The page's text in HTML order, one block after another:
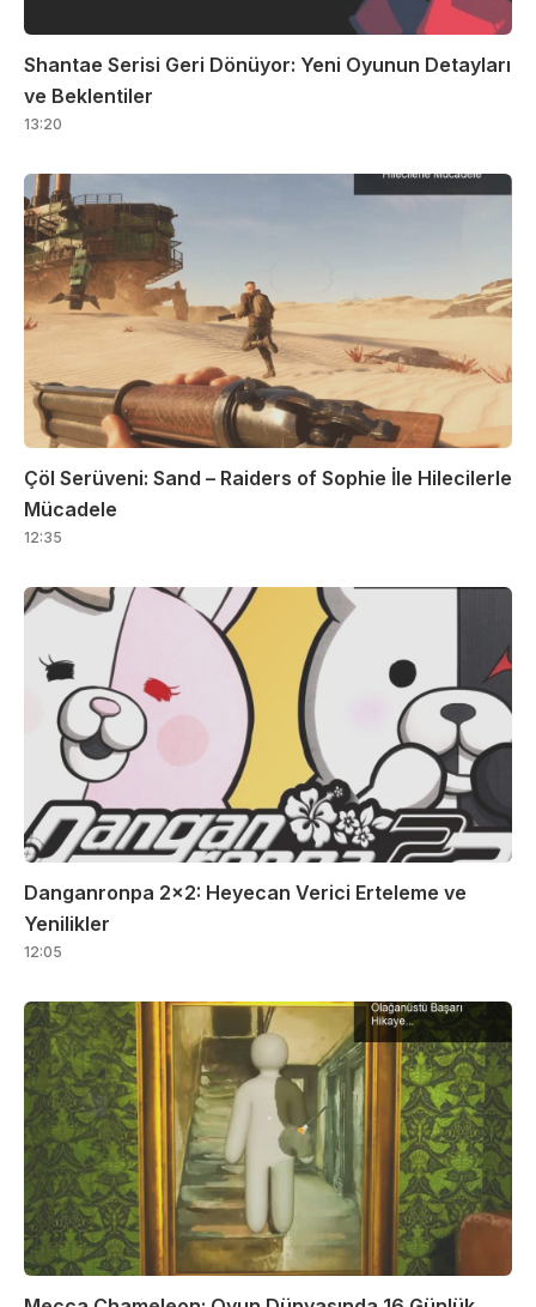
Shantae Serisi Geri Dönüyor: Yeni Oyunun Detayları
ve Beklentiler
13:20
Çöl Serüveni: Sand – Raiders of Sophie İle Hilecilerle
Mücadele
12:35
Danganronpa 2×2: Heyecan Verici Erteleme ve
Yenilikler
12:05